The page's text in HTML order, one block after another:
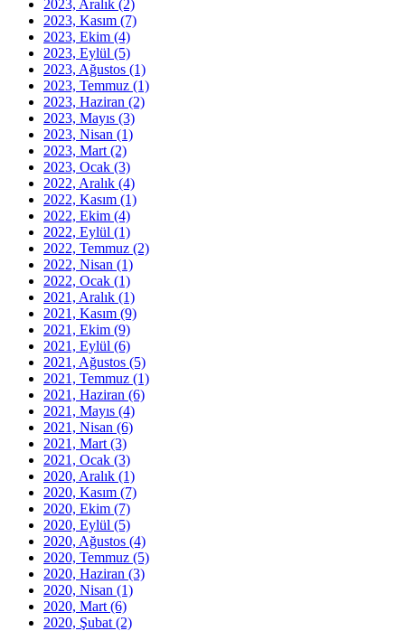
2023, Aralık (2)
2023, Kasım (7)
2023, Ekim (4)
2023, Eylül (5)
2023, Ağustos (1)
2023, Temmuz (1)
2023, Haziran (2)
2023, Mayıs (3)
2023, Nisan (1)
2023, Mart (2)
2023, Ocak (3)
2022, Aralık (4)
2022, Kasım (1)
2022, Ekim (4)
2022, Eylül (1)
2022, Temmuz (2)
2022, Nisan (1)
2022, Ocak (1)
2021, Aralık (1)
2021, Kasım (9)
2021, Ekim (9)
2021, Eylül (6)
2021, Ağustos (5)
2021, Temmuz (1)
2021, Haziran (6)
2021, Mayıs (4)
2021, Nisan (6)
2021, Mart (3)
2021, Ocak (3)
2020, Aralık (1)
2020, Kasım (7)
2020, Ekim (7)
2020, Eylül (5)
2020, Ağustos (4)
2020, Temmuz (5)
2020, Haziran (3)
2020, Nisan (1)
2020, Mart (6)
2020, Şubat (2)